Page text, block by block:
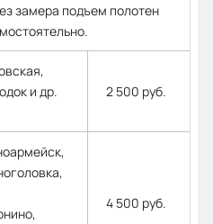
замера подъем полотен
и др.
2 500 руб.
4 500 руб.